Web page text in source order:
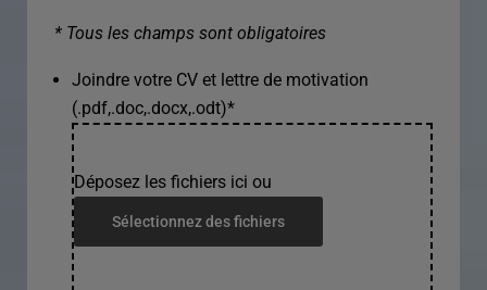
* Tous les champs sont obligatoires
Joindre votre CV et lettre de motivation
(.pdf,.doc,.docx,.odt)*
Déposez les fichiers ici ou
Sélectionnez des fichiers